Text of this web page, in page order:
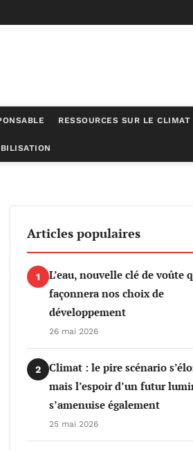
RESSOURCES SUR LE CLIMAT
Articles populaires
1
L’eau, nouvelle clé de voûte
façonnera nos choix de
développement
26 mai 2026
2
Climat : le pire scénario
mais l’espoir d’un futur
s’amenuise également
25 mai 2026